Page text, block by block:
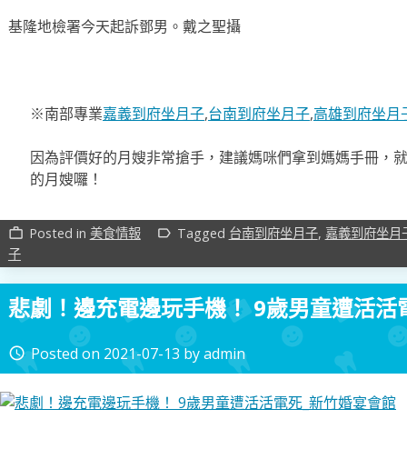
基隆地檢署今天起訴鄧男。戴之聖攝
※南部專業嘉義到府坐月子,台南到府坐月子,高雄到府坐月
因為評價好的月嫂非常搶手，建議媽咪們拿到媽媽手冊，
的月嫂囉！
work_outline Posted in 美食情報 label_outline Tagged 台南到府坐月子, 嘉義到府坐月
子
悲劇！邊充電邊玩手機！ 9歲男童遭活活
access_time Posted on 2021-07-13 byadmin